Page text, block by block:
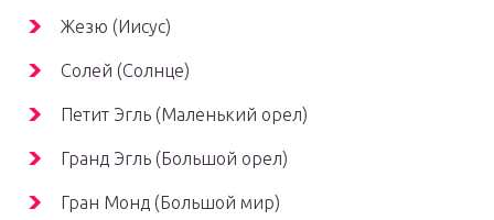
Жезю (Иисус)
Солей (Солнце)
Петит Эгль (Маленький орел)
Гранд Эгль (Большой орел)
Гран Монд (Большой мир)